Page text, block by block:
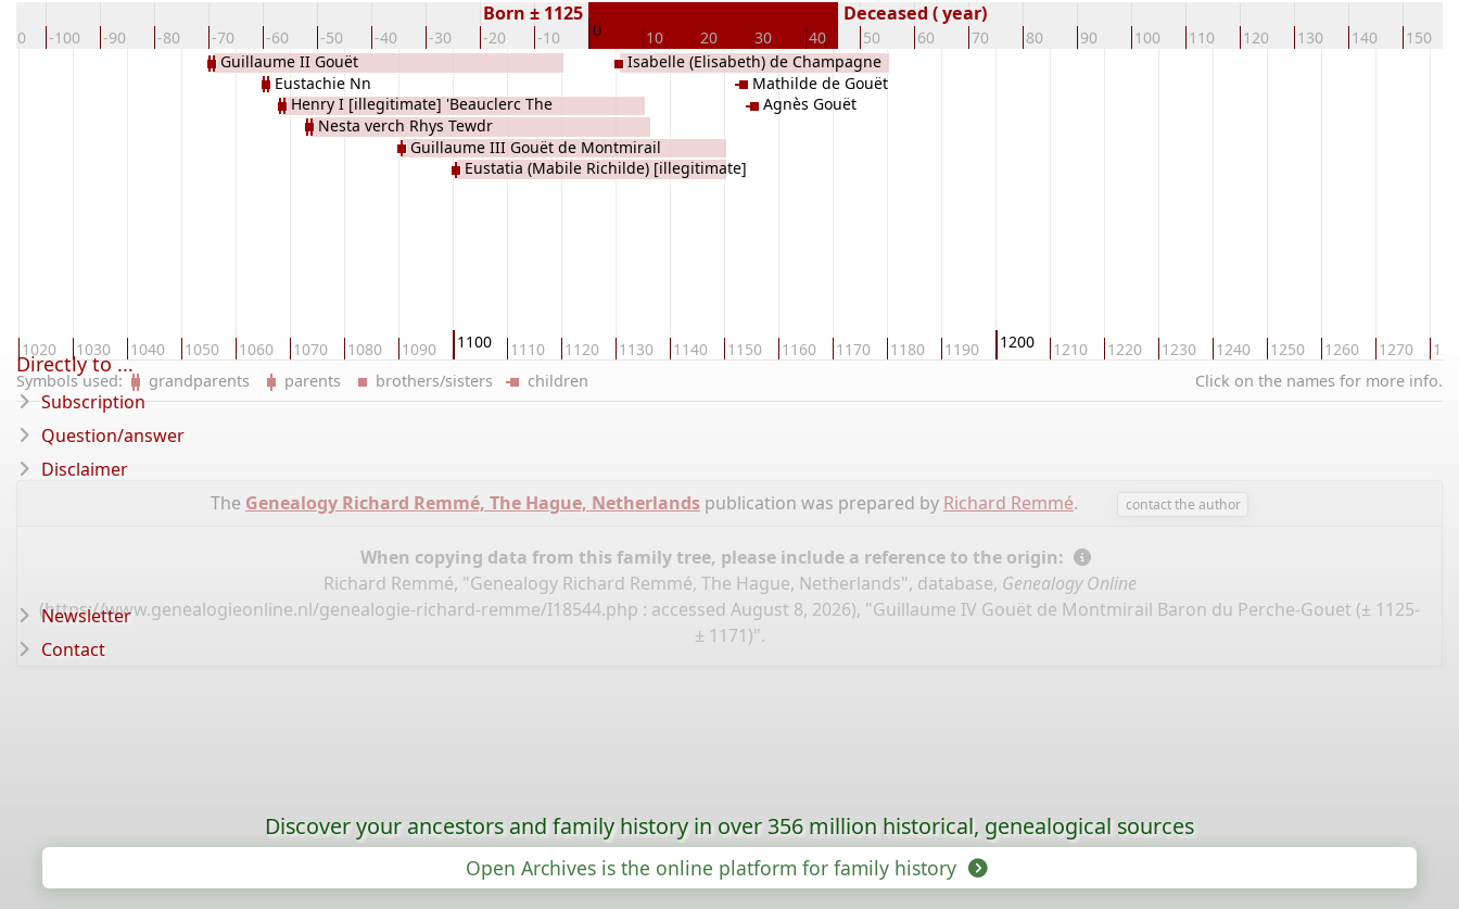
-100 -90 -80 -70 -60 -50 -40 -30 -20 -10 0 10 20 30 40 50 60 70 80 90 100 110 120 130 140 150
Born ± 1125 Deceased ( year)
1020 1030 1040 1050 1060 1070 1080 1090 1100 1110 1120 1130 1140 1150 1160 1170 1180 1190 1200 1210 1220 1230 1240 1250 1260 1270
Guillaume II Gouët
Eustachie Nn
Henry I [illegitimate] 'Beauclerc The
Scholar' of Normandie
Nesta verch Rhys Tewdr
Guillaume III Gouët de Montmirail
Eustatia (Mabile Richilde) [illegitimate]
Isabelle (Elisabeth) de Champagne
Mathilde de Gouët
Agnès Gouët
Click on the names for more info.
Symbols used: grandparents parents brothers/sisters children
The Genealogy Richard Remmé, The Hague, Netherlandspublication was prepared by Richard Remmé. contact the author
When copying data from this family tree, please include a reference to the origin:
Richard Remmé, "Genealogy Richard Remmé, The Hague, Netherlands", database, Genealogy Online
(https://www.genealogieonline.nl/genealogie-richard-remme/I18544.php : accessed August 8, 2026), "Guillaume IV Gouët de Montmirail Baron du Perche-Gouet (± 1125-
± 1171)".
Directly to ...
Subscription
Question/answer
Disclaimer
Newsletter
Contact
Discover your ancestors and family history in over 356 million historical, genealogical sources
Open Archives is the online platform for family history